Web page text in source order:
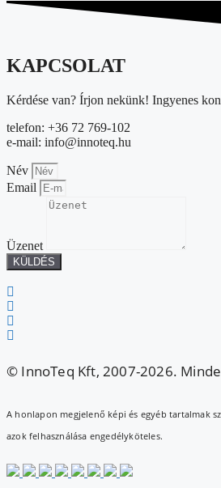
KAPCSOLAT
Kérdése van? Írjon nekünk! Ingyenes
telefon: +36 72 769-102
e-mail: info@innoteq.hu
Név
Email
Üzenet
KÜLDÉS
© InnoTeq Kft, 2007-2026.
A honlapon megjelenő képi és egyéb tartalmak
azok felhasználása engedélyköteles.